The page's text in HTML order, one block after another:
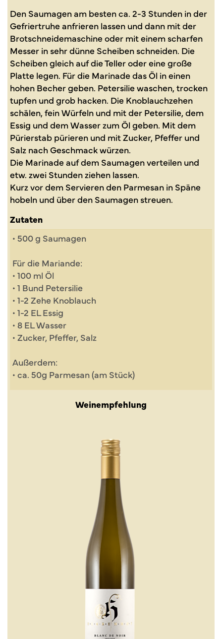
Den Saumagen am besten ca. 2-3 Stunden in der
Gefriertruhe anfrieren lassen und dann mit der
Brotschneidemaschine oder mit einem scharfen
Messer in sehr dünne Scheiben schneiden. Die
Scheiben gleich auf die Teller oder eine große
Platte legen. Für die Marinade das Öl in einen
hohen Becher geben. Petersilie waschen, trocken
tupfen und grob hacken. Die Knoblauchzehen
schälen, fein Würfeln und mit der Petersilie, dem
Essig und dem Wasser zum Öl geben. Mit dem
Pürierstab pürieren und mit Zucker, Pfeffer und
Salz nach Geschmack würzen.
Die Marinade auf dem Saumagen verteilen und
etw. zwei Stunden ziehen lassen.
Kurz vor dem Servieren den Parmesan in Späne
hobeln und über den Saumagen streuen.
Zutaten
• 500 g Saumagen
Für die Mariande:
• 100 ml Öl
• 1 Bund Petersilie
• 1-2 Zehe Knoblauch
• 1-2 EL Essig
• 8 EL Wasser
• Zucker, Pfeffer, Salz
Außerdem:
• ca. 50g Parmesan (am Stück)
Weinempfehlung